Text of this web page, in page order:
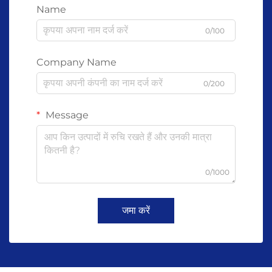
Name
0/100
Company Name
0/200
Message
0/1000
जमा करें